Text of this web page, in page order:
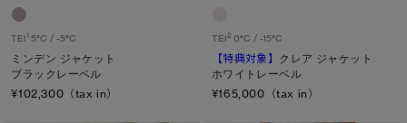
TEI1 5°C / -5°C
ミンデン ジャケット
ブラックレーベル
¥102,300（tax in）
TEI2 0°C / -15°C
【特典対象】 クレア ジャケット
ホワイトレーベル
¥165,000（tax in）